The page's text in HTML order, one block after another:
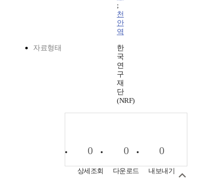
;
천
안
역
자료형태
한
국
연
구
재
단
(NRF)
0
상세조회
0
다운로드
0
내보내기